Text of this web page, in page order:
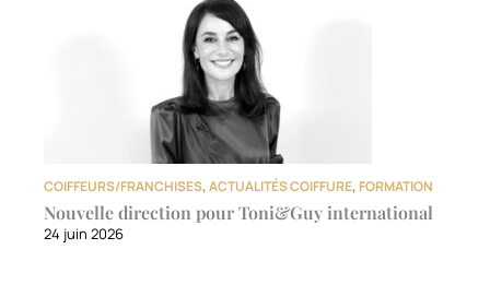
COIFFEURS/FRANCHISES,ACTUALITÉS COIFFURE, FORMATION
Nouvelle direction pour Toni&Guy international
24 juin 2026